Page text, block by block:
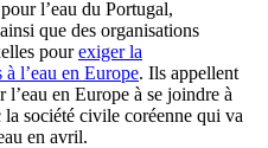
l’eau du Portugal,
que des organisations
pourexiger la
l’eau en Europe. Ils appellent
l’eau en Europe à se joindre à
société civile coréenne qui va
en avril.